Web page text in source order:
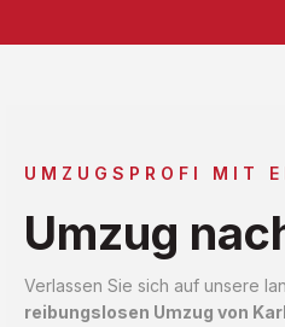
UMZUGSPROFI MIT
Umzug
Verlassen Sie sich auf unsere
reibungslosen Umzug von